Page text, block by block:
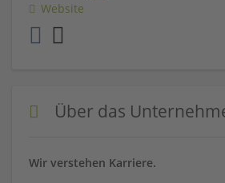
Website
Über das
Wir verstehen Karriere.